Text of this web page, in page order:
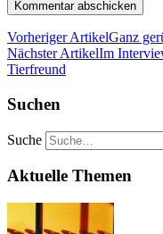
Vorheriger ArtikelGanz
Nächster ArtikelIm
Tierfreund
Suchen
Suche
Aktuelle Themen